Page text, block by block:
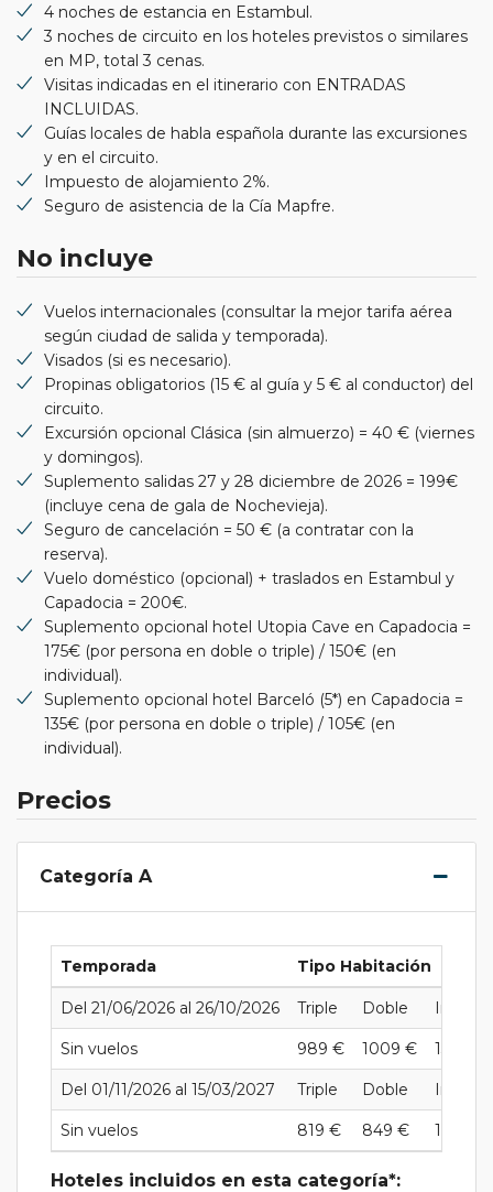
4 noches de estancia en Estambul.
3 noches de circuito en los hoteles previstos o similares
en MP, total 3 cenas.
Visitas indicadas en el itinerario con ENTRADAS
INCLUIDAS.
Guías locales de habla española durante las excursiones
y en el circuito.
Impuesto de alojamiento 2%.
Seguro de asistencia de la Cía Mapfre.
No incluye
Vuelos internacionales (consultar la mejor tarifa aérea
según ciudad de salida y temporada).
Visados (si es necesario).
Propinas obligatorios (15 € al guía y 5 € al conductor) del
circuito.
Excursión opcional Clásica (sin almuerzo) = 40 € (viernes
y domingos).
Suplemento salidas 27 y 28 diciembre de 2026 = 199€
(incluye cena de gala de Nochevieja).
Seguro de cancelación = 50 € (a contratar con la
reserva).
Vuelo doméstico (opcional) + traslados en Estambul y
Capadocia = 200€.
Suplemento opcional hotel Utopia Cave en Capadocia =
175€ (por persona en doble o triple) / 150€ (en
individual).
Suplemento opcional hotel Barceló (5*) en Capadocia =
135€ (por persona en doble o triple) / 105€ (en
individual).
Precios
Categoría A
Temporada Tipo Habitación
Del 21/06/2026 al 26/10/2026 Triple Doble
Sin vuelos 989 € 1009 € 1328 €
Del 01/11/2026 al 15/03/2027 Triple Doble
Sin vuelos 819 € 849 € 1128 €
Hoteles incluidos en esta categoría*: